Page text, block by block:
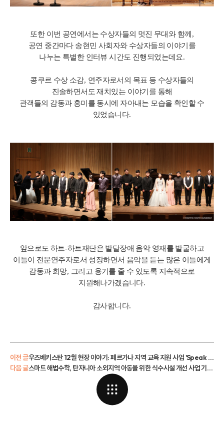
또한 이번 공연에서는 수상자들의 멋진 무대와 함께 ,
공연 중간마다 송현민 사회자와 수상자들의 이야기를
나누는 특별한 인터뷰 시간도 진행되었는데요.
콩쿠르 수상 소감, 연주자로서의 목표 등 수상자들의
진솔하면서도 재치있는 이야기를 통해
관객들의 감동과 흥미를 동시에 자아내는 모습을 확인할 수
있었습니다.
앞으로도 하트-하트재단은 발달장애 음악 영재를 발굴하고
이들이 전문연주자로서 성장하면서 음악을 듣는 많은 이들에게
감동과 희망, 그리고 용기를 줄 수 있도록 지속적으로
지원해나가겠습니다.
감사합니다.
이전 글
우즈베키스탄 12월 현장 이야기: 페르가나 지역 교육 지원 사업 'Speak for Success' 3기 개회식
스마트 해법수학, 탄자니아 소외지역 아동을 위한 식수시설 개선 사업 기금 전달식
다음 글